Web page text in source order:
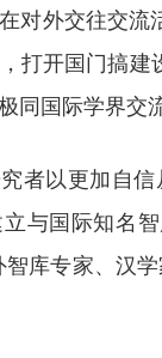
对外交往交流
打开国门搞
同国际学界交
者以更加自
与国际知名
智库专家、汉